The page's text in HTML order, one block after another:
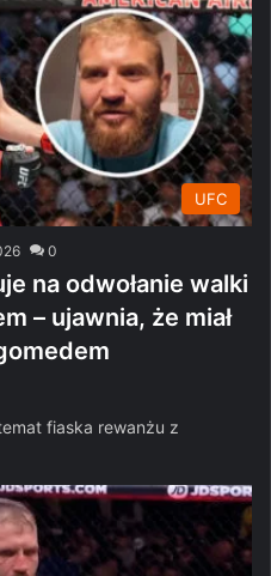
UFC
0
na odwołanie walki
– ujawnia, że miał
fiaska rewanżu z